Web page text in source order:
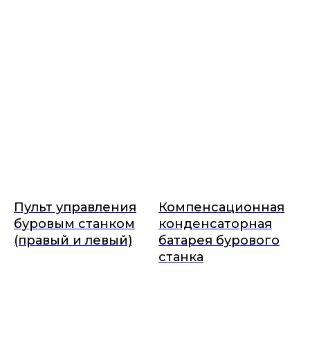
Пульт управления
буровым станком
(правый и левый)
Компенсационная
конденсаторная
батарея бурового
станка